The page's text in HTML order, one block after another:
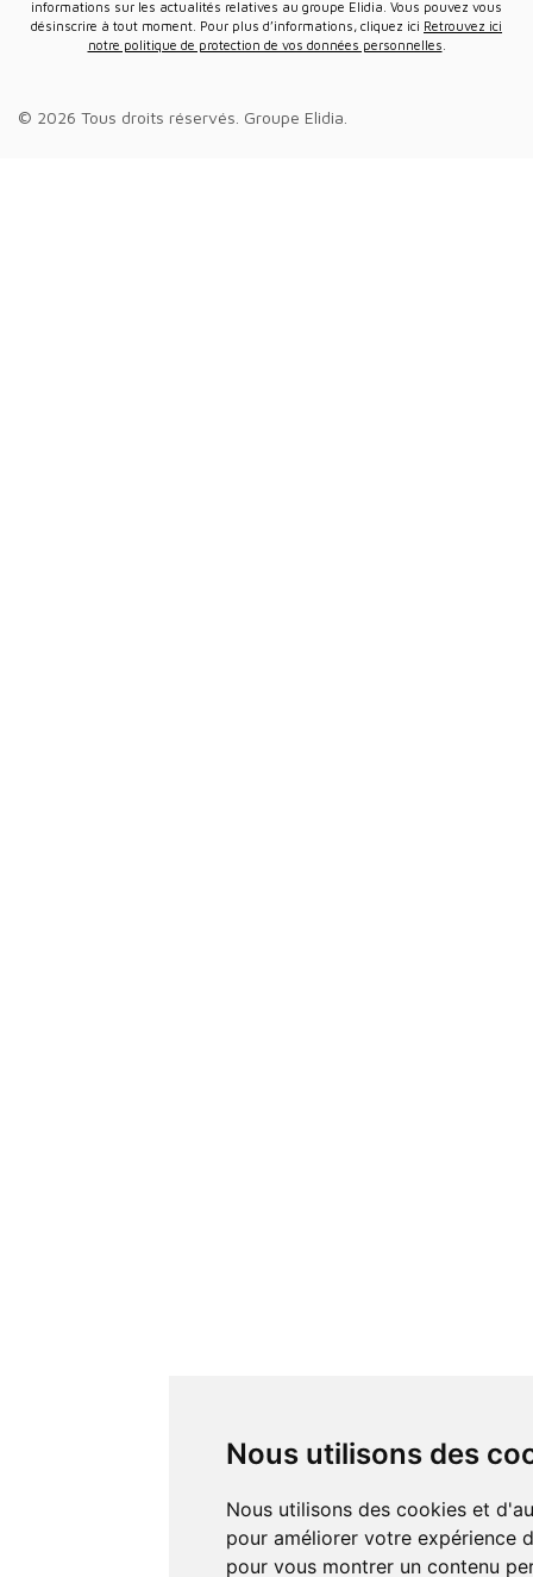
Nous utilisons des
Nous utilisons des cookies et d'autres technologies de suivi
pour améliorer votre expérience
pour vous montrer un contenu
informations sur les actualités relatives au groupe Elidia. Vous pouvez vous
désinscrire à tout moment. Pour plus d’informations, cliquez ici Retrouvez ici
notre politique de protection de vos données personnelles
© 2026 Tous droits réservés. Groupe Elidia